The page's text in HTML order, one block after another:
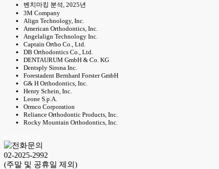
벤치마킹 분석, 2025년
3M Company
Align Technology, Inc.
American Orthodontics, Inc.
Angelalign Technology Inc.
Captain Ortho Co., Ltd.
DB Orthodontics Co., Ltd.
DENTAURUM GmbH & Co. KG
Dentsply Sirona Inc.
Forestadent Bernhard Forster GmbH
G& H Orthodontics, Inc.
Henry Schein, Inc.
Leone S.p.A.
Ormco Corporation
Reliance Orthodontic Products, Inc.
Rocky Mountain Orthodontics, Inc.
02-2025-2992
(주말 및 공휴일 제외)